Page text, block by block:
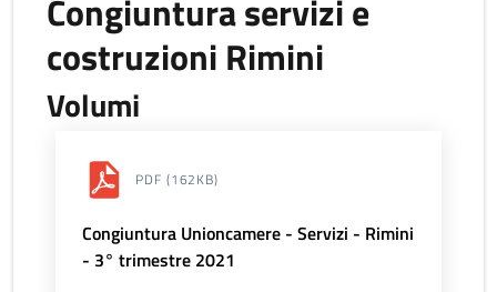
Congiuntura servizi e
costruzioni Rimini
Volumi
PDF (162KB)
Congiuntura Unioncamere - Servizi - Rimini
- 3° trimestre 2021